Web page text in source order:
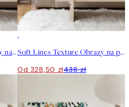
Minimalistic Texture Obrazy na płótnie Duo Soft Lines Texture Obrazy na płótnie Duo
Od 328,50 zł438 zł